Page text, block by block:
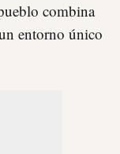
combina
entorno único